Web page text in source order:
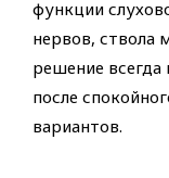
функции
нервов, ствола
решение
после
вариантов.